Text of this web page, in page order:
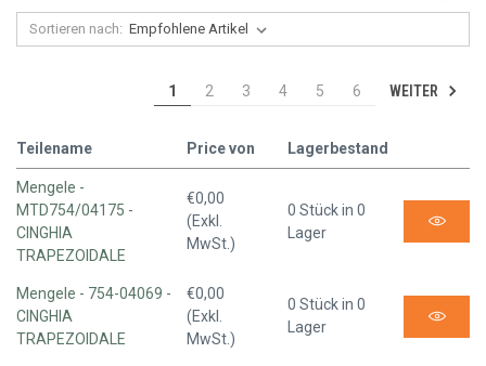
Sortieren nach:
1 2 3 4 5 6 WEITER
Teilename Price von Lagerbestand
Mengele -
MTD754/04175 -
CINGHIA
TRAPEZOIDALE
€0,00
(Exkl.
MwSt.)
0 Stück in 0
Lager
Mengele - 754-04069 -
CINGHIA
TRAPEZOIDALE
€0,00
(Exkl.
MwSt.)
0 Stück in 0
Lager